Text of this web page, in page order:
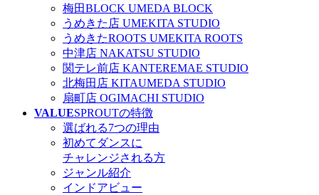
梅田BLOCK UMEDA BLOCK
うめきた店 UMEKITA STUDIO
うめきたROOTS UMEKITA ROOTS
中津店 NAKATSU STUDIO
関テレ前店 KANTEREMAE STUDIO
北梅田店 KITAUMEDA STUDIO
扇町店 OGIMACHI STUDIO
VALUESPROUTの特徴
選ばれる7つの理由
初めてダンスに
チャレンジされる方
ジャンル紹介
インドアビュー